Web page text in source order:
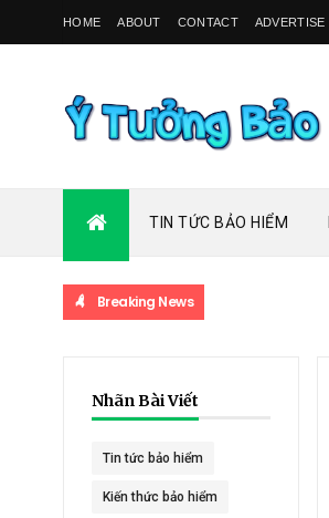
HOME ABOUT CONTACT ADVERTISE
TIN TỨC BẢO HIỂM
Breaking News
Nhãn Bài Viết
Tin tức bảo hiểm
Kiến thức bảo hiểm